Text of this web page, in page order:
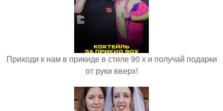
Приходи к нам в прикиде в стиле 90 х и получай подарки
от руки вверх!